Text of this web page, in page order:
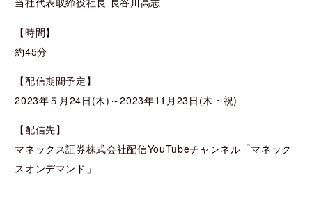
【時間】
約45分
【配信期間予定】
2023年５月24日(木)～2023年11月23日(木・祝)
【配信先】
マネックス証券株式会社配信YouTubeチャンネル「マネック
スオンデマンド」